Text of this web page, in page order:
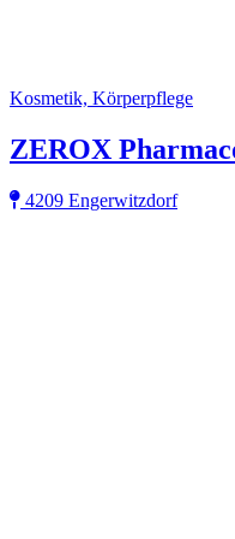
Kosmetik, Körperpflege
ZEROX
4209 Engerwitzdorf